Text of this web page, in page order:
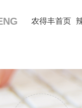
农得丰首页